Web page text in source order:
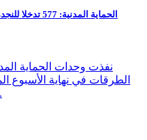
الحماية المدنية: 577 تدخلا للنجدة والإسعاف على الطرقات في نهاية الأسبوع
الطرقات في نهاية الأسبوع
وزارة الداخلية على موقعها الرسمي.